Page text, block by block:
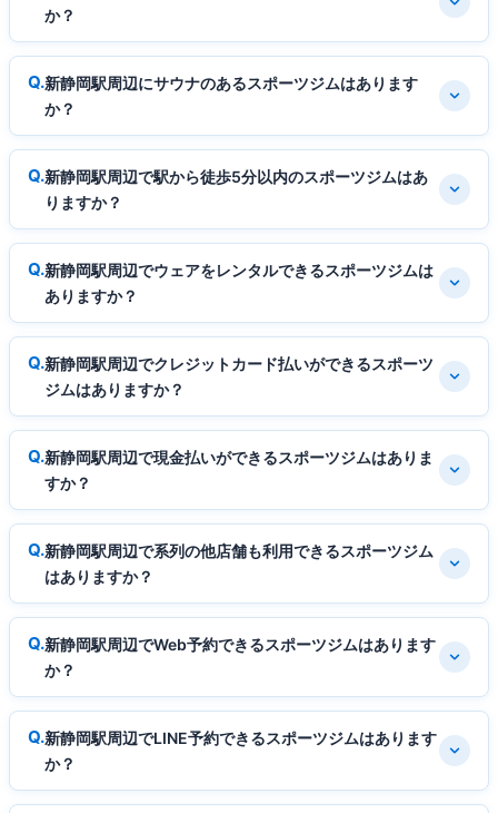
か？
新静岡駅周辺にサウナのあるスポーツジムはあります
か？
新静岡駅周辺で駅から徒歩5分以内のスポーツジムはあ
りますか？
新静岡駅周辺でウェアをレンタルできるスポーツジムは
ありますか？
新静岡駅周辺でクレジットカード払いができるスポーツ
ジムはありますか？
新静岡駅周辺で現金払いができるスポーツジムはありま
すか？
新静岡駅周辺で系列の他店舗も利用できるスポーツジム
はありますか？
新静岡駅周辺でWeb予約できるスポーツジムはあります
か？
新静岡駅周辺でLINE予約できるスポーツジムはあります
か？